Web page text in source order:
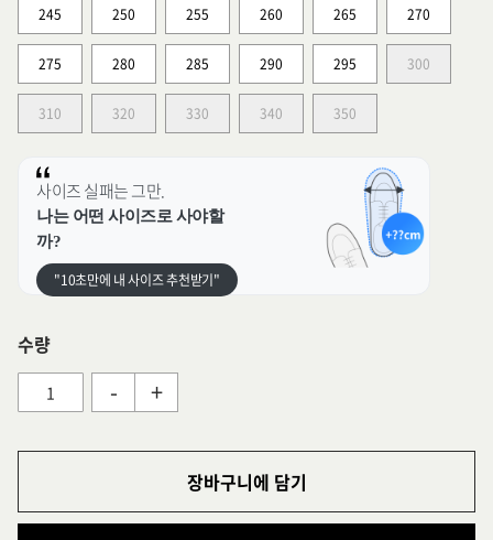
245 250 255 260 265 270
275 280 285 290 295 300
310 320 330 340 350
사이즈 실패는 그만.
나는 어떤 사이즈로 사야할
까?
"10초만에 내 사이즈 추천받기"
수량
- +
장바구니에 담기